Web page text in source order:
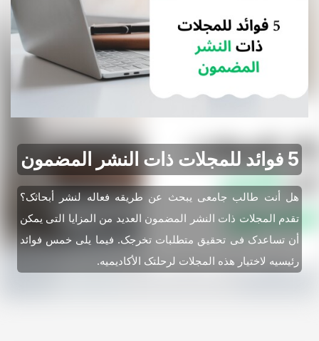
5 فوائد للمجلات ذات النشر المضمون
هل أنت طالب جامعی یبحث عن طریقه فعاله لنشر أبحاثک؟
تقدم المجلات ذات النشر المضمون العدید من المزایا التی یمکن
أن تساعدک فی تحقیق متطلبات تخرجک. فیما یلی خمس فوائد
رئیسیه لاختیار هذه المجلات لرحلتک الأکادیمیه.